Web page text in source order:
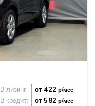
В лизинг: от 422 р/мес
В кредит: от 582 р/мес